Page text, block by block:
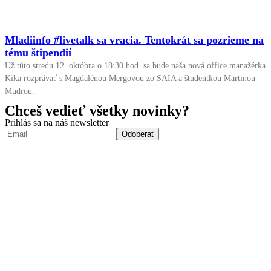
Mladiinfo #livetalk sa vracia. Tentokrát sa pozrieme na
tému štipendií
Už túto stredu 12. októbra o 18:30 hod. sa bude naša nová office manažérka
Kika rozprávať s Magdalénou Mergovou zo SAIA a študentkou Martinou
Mudrou.
Chceš vedieť všetky novinky?
Prihlás sa na náš newsletter